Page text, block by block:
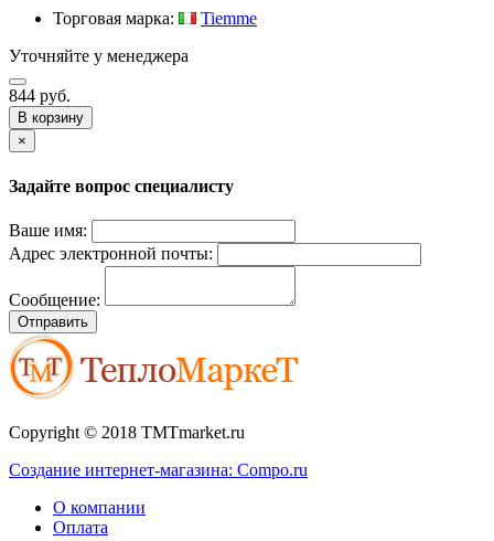
Торговая марка:
Tiemme
Уточняйте у менеджера
844 руб.
В корзину
×
Задайте вопрос специалисту
Ваше имя:
Адрес электронной почты:
Сообщение:
Отправить
Copyright © 2018 TMTmarket.ru
Создание интернет-магазина: Compo.ru
О компании
Оплата